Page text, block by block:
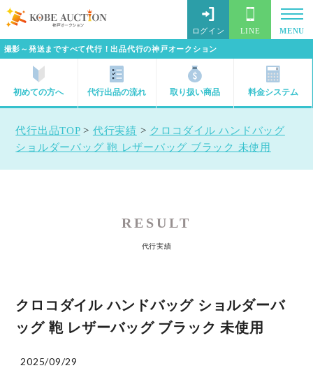
撮影～発送まですべて代行！出品代行の神戸オークション
ログイン LINE MENU
初めての方へ 代行出品の流れ 取り扱い商品 料金システム
代行出品TOP> 代行実績 > クロコダイル ハンドバッグ
ショルダーバッグ 鞄 レザーバッグ ブラック 未使用
RESULT
代行実績
クロコダイル ハンドバッグ ショルダーバ
ッグ 鞄 レザーバッグ ブラック 未使用
2025/09/29